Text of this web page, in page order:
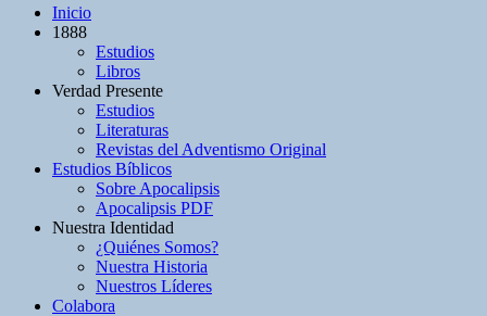
Inicio
1888
Estudios
Libros
Verdad Presente
Estudios
Literaturas
Revistas del Adventismo Original
Estudios Bíblicos
Sobre Apocalipsis
Apocalipsis PDF
Nuestra Identidad
¿Quiénes Somos?
Nuestra Historia
Nuestros Líderes
Colabora